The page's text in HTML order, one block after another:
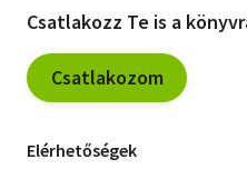
Csatlakozz Te is a
Csatlakozom
Elérhetőségek